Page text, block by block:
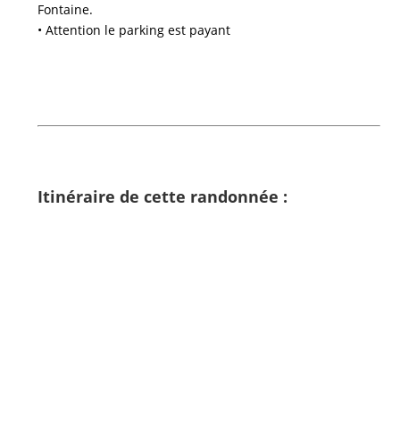
Fontaine.
• Attention le parking est payant
Itinéraire de cette randonnée :